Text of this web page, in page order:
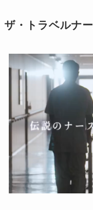
ザ・トラベルナ